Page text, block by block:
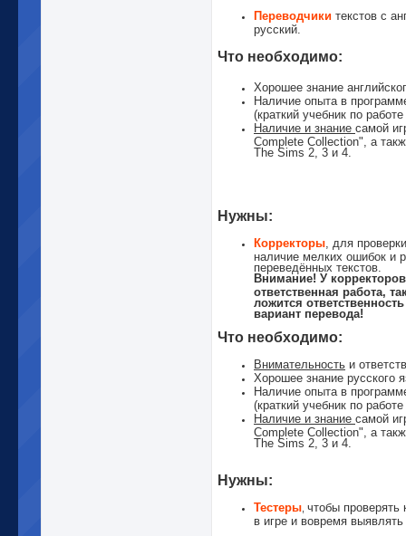
Переводчики текстов с
русский.
Что необходимо:
Хорошее знание
Наличие опыта в
(краткий учебник по
Наличие и знание самой
Complete Collection", а
The Sims 2, 3 и 4.
Нужны:
Корректоры, для
наличие мелких ошибок и
переведённых текстов.
Внимание! У
ответственная работа,
ложится
вариант перевода!
Что необходимо:
Внимательность и
Хорошее знание русского
Наличие опыта в
(краткий учебник по
Наличие и знание самой
Complete Collection", а
The Sims 2, 3 и 4.
Нужны:
Тестеры чтобы проверять
в игре и вовремя